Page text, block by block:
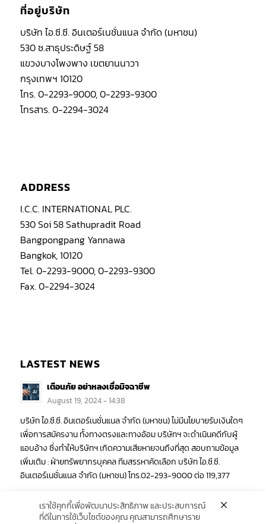
ที่อยู่บริษัท
บริษัท ไอ.ซี.ซี. อินเตอร์เนชั่นแนล จำกัด (มหาชน)
530 ซ.สาธุประดิษฐ์ 58
แขวงบางโพงพาง เขตยานนาวา
กรุงเทพฯ 10120
โทร. 0-2293-9000, 0-2293-9300
โทรสาร. 0-2294-3024
ADDRESS
I.C.C. INTERNATIONAL PLC.
530 Soi 58 Sathupradit Road
Bangpongpang Yannawa
Bangkok, 10120
Tel. 0-2293-9000, 0-2293-9300
Fax. 0-2294-3024
LASTEST NEWS
เตือนภัย อย่าหลงเชื่อมิจฉาชีพ
August 19, 2024 - 14:38
บริษัท ไอ.ซี.ซี. อินเตอร์เนชั่นแนล จำกัด (มหาชน) ไม่มีนโยบายรับเงินใดๆ
เพื่อการสมัครงาน ทั้งทางตรงและทางอ้อม บริษัทฯ จะดำเนินคดีกับผู้
แอบอ้าง ซึ่งทำให้บริษัทฯ เกิดความเสียหายจนถึงที่สุด สอบถามข้อมูล
เพิ่มเติม : ฝ่ายทรัพยากรบุคคล ทีมสรรหาคัดเลือก บริษัท ไอ.ซี.ซี.
อินเตอร์เนชั่นแนล จำกัด (มหาชน) โทร.02-293-9000 ต่อ 119,377
เราใช้คุกกี้เพื่อพัฒนาประสิทธิภาพ และประสบการณ์
ที่ดีในการใช้เว็บไซต์ของคุณ คุณสามารถศึกษาราย